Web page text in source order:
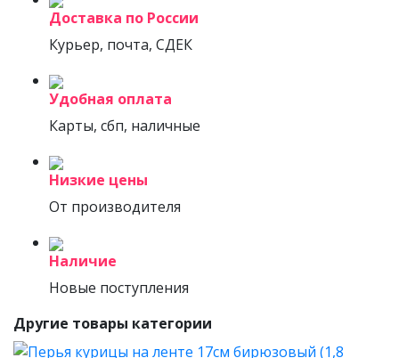
Доставка по России
Курьер, почта, СДЕК
Удобная оплата
Карты, сбп, наличные
Низкие цены
От производителя
Наличие
Новые поступления
Другие товары категории